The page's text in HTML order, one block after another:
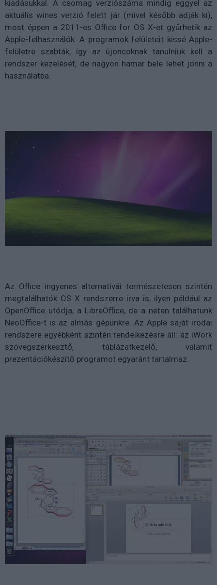
kiadásukkal. A csomag verziószáma mindig eggyel az
aktuális wines verzió felett jár (mivel később adják ki),
most éppen a 2011-es Office for OS X-et gyűrhetik az
Apple-felhasználók. A programok felületeit kissé Apple-
felületre szabták, így az újoncoknak tanulniuk kell a
rendszer kezelését, de nagyon hamar bele lehet jönni a
használatba.
Az Office ingyenes alternatívái természetesen szintén
megtalálhatók OS X rendszerre írva is, ilyen például az
OpenOffice utódja, a LibreOffice, de a neten találhatunk
NeoOffice-t is az almás gépünkre. Az Apple saját irodai
rendszere egyébként szintén rendelkezésre áll: az iWork
szövegszerkesztő, táblázatkezelő, valamit
prezentációkészítő programot egyaránt tartalmaz.